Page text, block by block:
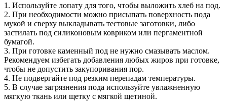
1. Используйте лопату для того, чтобы выложить хлеб на под.
2. При необходимости можно присыпать поверхность пода
мукой и сверху выкладывать тестовые заготовки, либо
застилать под силиконовым ковриком или пергаментной
бумагой.
3. При готовке каменный под не нужно смазывать маслом.
Рекомендуем избегать добавления любых жиров при готовке,
чтобы не допустить закупоривания пор.
4. Не подвергайте под резким перепадам температуры.
5. В случае загрязнения пода используйте увлажненную
мягкую ткань или щетку с мягкой щетиной.